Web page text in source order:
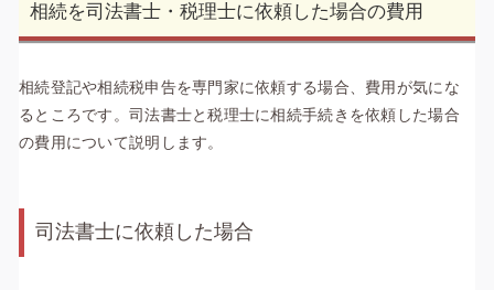
相続を司法書士・税理士に依頼した場合の費用
相続登記や相続税申告を専門家に依頼する場合、費用が気にな
るところです。司法書士と税理士に相続手続きを依頼した場合
の費用について説明します。
司法書士に依頼した場合